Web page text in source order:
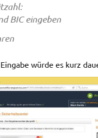
BIC eingeben
würde es kurz